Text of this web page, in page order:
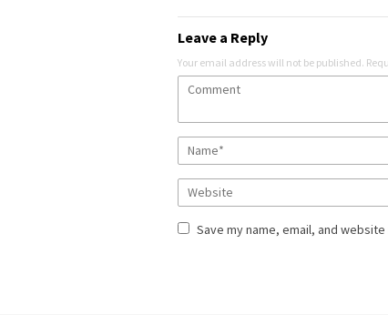
Leave a Reply
Your email address will not be published.
Save my name, email, and